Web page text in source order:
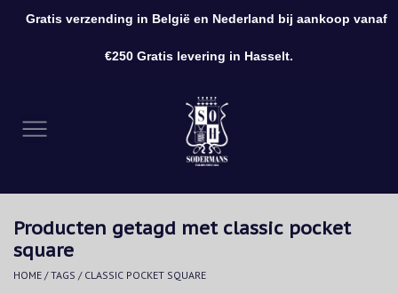
Kleding
Accessoires
Cadeaubon
Producten getagd met classic pocket
square
HOME /TAGS / CLASSIC POCKET SQUARE
Gratis verzending in België en Nederland bij aankoop vanaf
€250 Gratis levering in Hasselt.